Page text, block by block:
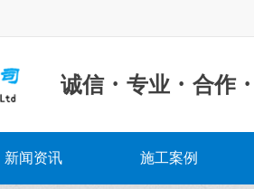
诚信 · 专业 · 合作 ·
新闻资讯 施工案例